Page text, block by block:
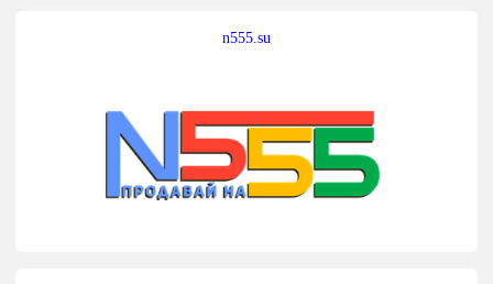
n555.su